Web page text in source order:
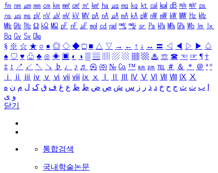
㎙ ㎚ ㎛ ㎜ ㎝ ㎞ ㎟ ㎠ ㎡ ㎢ ㏊ ㎍ ㎎ ㎏ ㏏ ㎈ ㎉ ㏈ ㎧ ㎨ ㎰
㎱ ㎲ ㎳ ㎴ ㎵ ㎶ ㎷ ㎸ ㎹ ㎀ ㎁ ㎂ ㎃ ㎄ ㎺ ㎻ ㎽ ㎾ ㎿ ㎐ ㎑
㎒ ㎓ ㎔ Ω ㏀ ㏁ ㎊ ㎋ ㎌ ㏖ ㏅ ㎭ ㎮ ㎯ ㏛ ㎩ ㎪ ㎫ ㎬ ㏝ ㏐
㏓
㏃ ㏉ ㏜ ㏆
§ ※ ☆ ★ ○ ● ◎ ◇ ◆ □ ■ △ ▽ → ← ↑ ↓ ↔ 〓 ◁ ◀ ▷ ▶ ♤
♠ ♡ ♥ ♧ ♣ ⊙ ◈ ▣ ◐ ◑ ▒ ▤ ▨ ▧ ▦ ▩ ♨ ☏ ☎ ☜ ☞ ¶ †
‡ ↕ ↗ ↙ ↖ ↘ ♭ ♩ ♪ ♬ ㉿ ㈜ № ㏇ ™ ㏂ ㏘ ℡ ＃ ＆ ＊ ＠ ª º
ⅰ
ⅱ ⅲ ⅳ ⅴ ⅵ ⅶ ⅷ ⅸ ⅹ Ⅳ Ⅴ Ⅵ Ⅶ Ⅷ Ⅸ Ⅹ
ب ت ث ج ح خ د ذ ر ز س ش ص ض ط ظ ع غ ف ق ک ل م ن ه
و ی
닫기
통합검색
국내학술논문